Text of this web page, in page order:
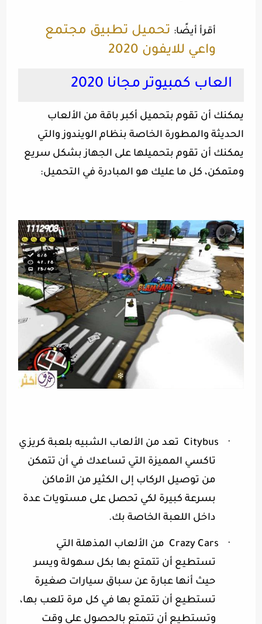
أقرأ أيضًا: تحميل تطبيق مجتمع
واعي للايفون 2020
العاب كمبيوتر مجانا 2020
يمكنك أن تقوم بتحميل أكبر باقة من الألعاب
الحديثة والمطورة الخاصة بنظام الويندوز والتي
يمكنك أن تقوم بتحميلها على الجهاز بشكل سريع
ومتمكن، كل ما عليك هو المبادرة في التحميل:
·
Citybus تعد من الألعاب الشبيه بلعبة كريزي
تاكسي المميزة التي تساعدك في أن تتمكن
من توصيل الركاب إلى الكثير من الأماكن
بسرعة كبيرة لكي تحصل على مستويات عدة
داخل اللعبة الخاصة بك.
·
Crazy Cars من الألعاب المذهلة التي
تستطيع أن تتمتع بها بكل سهولة ويسر
حيث أنها عبارة عن سباق سيارات صغيرة
تستطيع أن تتمتع بها في كل مرة تلعب بها،
وتستطيع أن تتمتع بالحصول على وقت